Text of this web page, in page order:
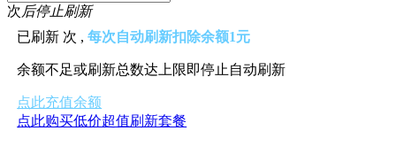
次后停止刷新
已刷新 次 ,每次自动刷新扣除余额1元
余额不足或刷新总数达上限即停止自动刷新
点此充值余额
点此购买低价超值刷新套餐